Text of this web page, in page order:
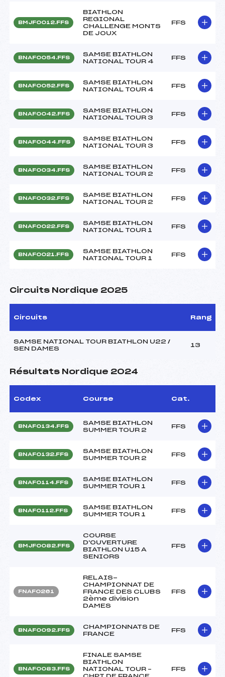
BMJF0012.FFS
BIATHLON
REGIONAL
CHALLENGE MONTS
DE JOUX
FFS
BNAF0054.FFS
SAMSE BIATHLON
NATIONAL TOUR 4
FFS
BNAF0052.FFS
SAMSE BIATHLON
NATIONAL TOUR 4
FFS
BNAF0042.FFS
SAMSE BIATHLON
NATIONAL TOUR 3
FFS
BNAF0044.FFS
SAMSE BIATHLON
NATIONAL TOUR 3
FFS
BNAF0034.FFS
SAMSE BIATHLON
NATIONAL TOUR 2
FFS
BNAF0032.FFS
SAMSE BIATHLON
NATIONAL TOUR 2
FFS
BNAF0022.FFS
SAMSE BIATHLON
NATIONAL TOUR 1
FFS
BNAF0021.FFS
SAMSE BIATHLON
NATIONAL TOUR 1
FFS
Circuits Nordique 2025
Circuits Rang
SAMSE NATIONAL TOUR BIATHLON U22 /
SEN DAMES
13
Résultats Nordique 2024
Codex Course Cat.
BNAF0134.FFS
SAMSE BIATHLON
SUMMER TOUR 2
FFS
BNAF0132.FFS
SAMSE BIATHLON
SUMMER TOUR 2
FFS
BNAF0114.FFS
SAMSE BIATHLON
SUMMER TOUR 1
FFS
BNAF0112.FFS
SAMSE BIATHLON
SUMMER TOUR 1
FFS
BMJF0082.FFS
COURSE
D'OUVERTURE
BIATHLON U15 A
SENIORS
FFS
FNAF0261
RELAIS-
CHAMPIONNAT DE
FRANCE DES CLUBS
2ème division
DAMES
FFS
BNAF0092.FFS
CHAMPIONNATS DE
FRANCE
FFS
BNAF0083.FFS
FINALE SAMSE
BIATHLON
NATIONAL TOUR –
CHPT DE FRANCE
FFS